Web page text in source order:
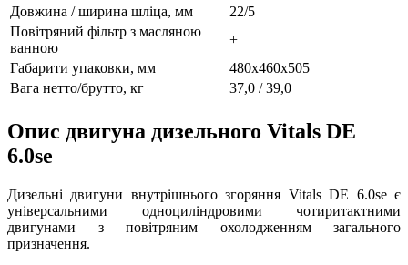
Довжина / ширина шліца, мм
22/5
Повітряний фільтр з масляною
ванною
+
Габарити упаковки, мм
480х460х505
Вага нетто/брутто, кг
37,0 / 39,0
Опис двигуна дизельного Vitals DE
6.0se
Дизельні двигуни внутрішнього згоряння Vitals DE 6.0se є
універсальними одноциліндровими чотиритактними
двигунами з повітряним охолодженням загального
призначення.